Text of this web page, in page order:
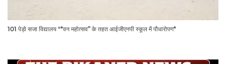
101 पेड़ो सजा विद्यालय "*वन महोत्सव” के तहत आईजीएनपी स्कूल में पौधारोपण*